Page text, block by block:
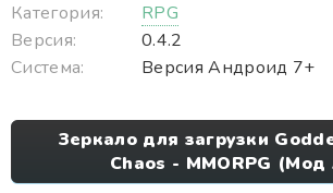
Категория:
RPG
Версия:
0.4.2
Система:
Версия Андроид 7+
Зеркало для загрузки
Chaos - MMORPG (Мод